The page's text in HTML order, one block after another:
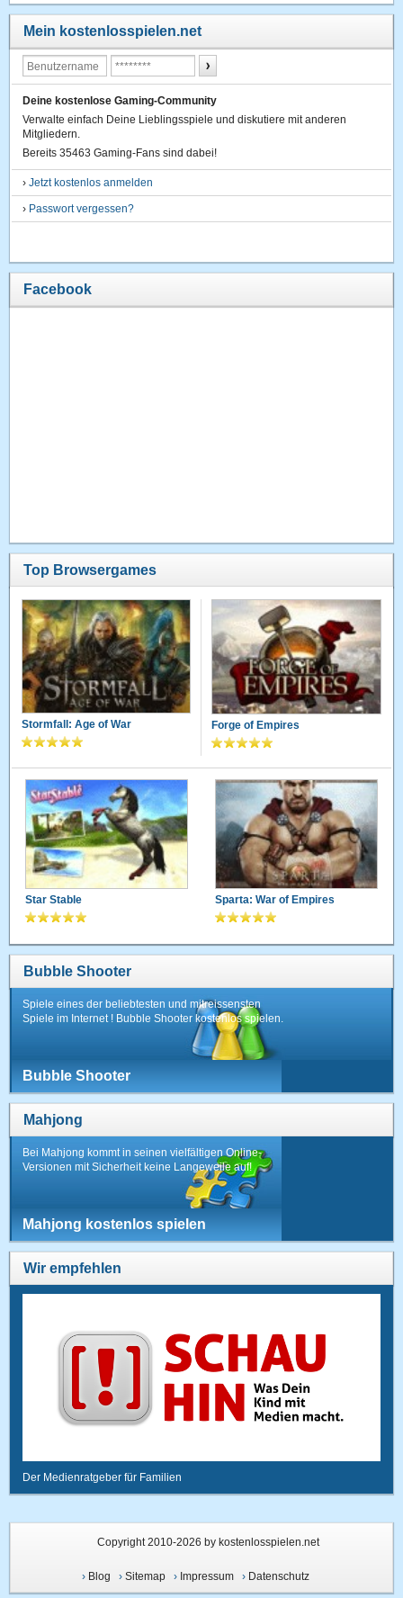
Mein kostenlosspielen.net
Deine kostenlose Gaming-Community
Verwalte einfach Deine Lieblingsspiele und diskutiere mit anderen
Mitgliedern.
Bereits 35463 Gaming-Fans sind dabei!
›Jetzt kostenlos anmelden
› Passwort vergessen?
Facebook
Top Browsergames
Stormfall: Age of War Forge of Empires
Star Stable Sparta: War of Empires
Bubble Shooter
Spiele eines der beliebtesten und mitreissensten
Spiele im Internet ! Bubble Shooter kostenlos spielen.
Bubble Shooter
Mahjong
Bei Mahjong kommt in seinen vielfältigen Online-
Versionen mit Sicherheit keine Langeweile auf!
Mahjong kostenlos spielen
Wir empfehlen
Der Medienratgeber für Familien
Copyright 2010-2026 by kostenlosspielen.net
› Blog › Sitemap› Impressum› Datenschutz